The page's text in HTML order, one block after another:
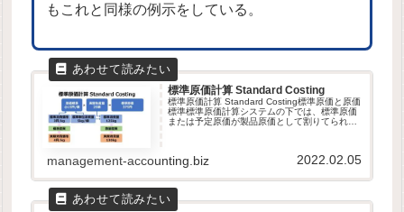
もこれと同様の例示をしている。
標準原価計算 Standard Costing
標準原価計算 Standard Costing標準原価と原価
標準標準原価計算システムの下では、標準原価
または予定原価が製品原価として割りてられる
management-accounting.biz 2022.02.05